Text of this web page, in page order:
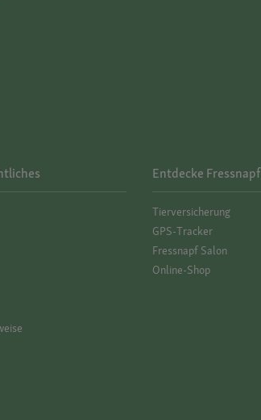
Entdecke Fressnapf
Tierversicherung
GPS-Tracker
Fressnapf Salon
Online-Shop